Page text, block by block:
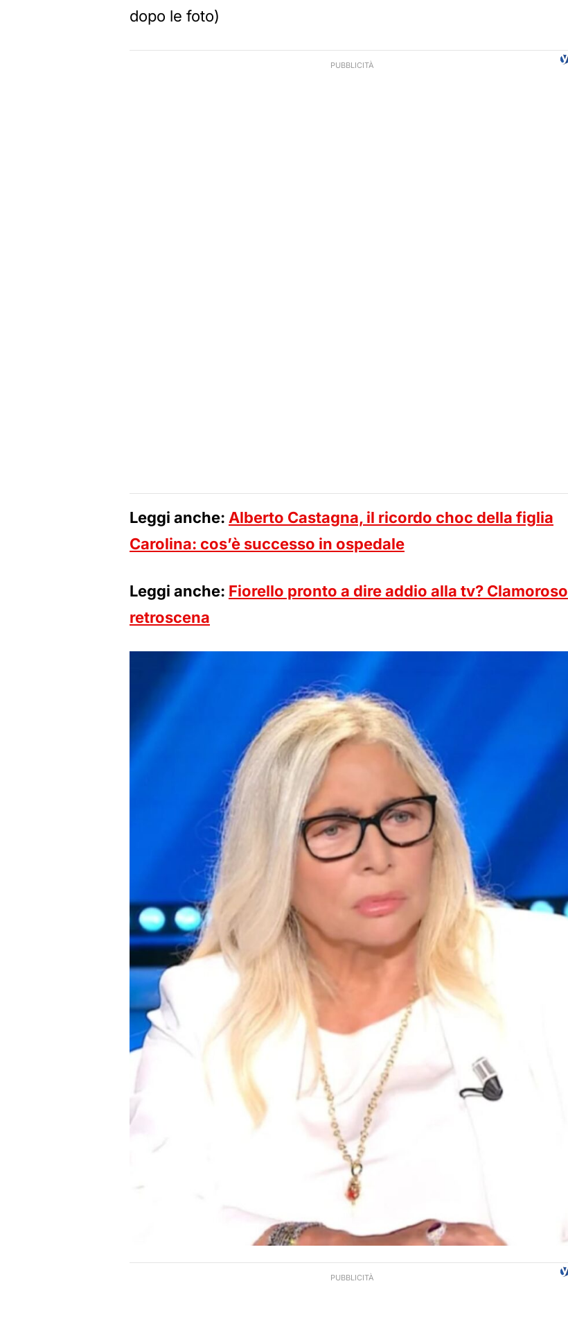
dopo le foto)
Leggi anche: Alberto Castagna, il ricordo choc della figlia
Carolina: cos’è successo in ospedale
Leggi anche: Fiorello pronto a dire addio alla tv? Clamoroso
retroscena